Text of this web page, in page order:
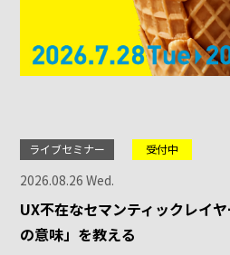
ライブセミナー 受付中
2026.08.26 Wed.
UX不在なセマンティックレイ
の意味」を教える